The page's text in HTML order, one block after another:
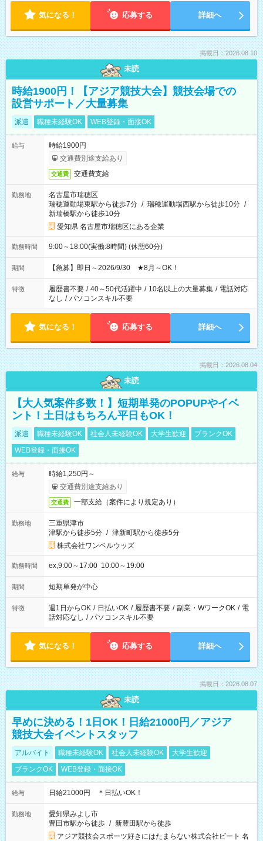
気になる！ 応募する 詳細へ
掲載日：2026.08.10
未読
時給1900円！【アジア競技大会】競技会場での
設営サポート／大量募集
派遣 職種未経験OK WEB登録・面接OK
給与
時給1900円
交通費別途支給あり
交通費 交通費支給
勤務地
名古屋市瑞穂区
瑞穂運動場東駅から徒歩7分 / 瑞穂運動場西駅から徒歩10分 /
新瑞橋駅から徒歩10分
愛知県 名古屋市瑞穂区にある企業
勤務時間 9:00～18:00(実働:8時間) (休憩60分)
期間 【急募】即日～2026/9/30 ★8月～OK！
特徴 履歴書不要 / 40～50代活躍中 / 10名以上の大量募集 / 電話対応
なし / パソコンスキル不要
気になる！ 応募する 詳細へ
掲載日：2026.08.04
未読
【大人気案件多数！】短期単発のPOPUPやイベ
ント！土日はもちろん平日もOK！
派遣 職種未経験OK 社会人未経験OK 大学生歓迎
ブランクOK
WEB登録・面接OK
給与
時給1,250円～
交通費別途支給あり
交通費 一部支給（案件により規定あり）
勤務地
三重県津市
津駅から徒歩5分 / 津新町駅から徒歩5分
株式会社ワンベルウッズ
勤務時間 ex,9:00～17:00 10:00～19:00
期間 短期単発が中心
特徴 週1日からOK / 日払いOK / 履歴書不要 / 副業・WワークOK / 電
話対応なし / パソコンスキル不要
気になる！ 応募する 詳細へ
掲載日：2026.08.07
未読
早めに決める！1日OK！日給21000円／アジア
競技大会イベントスタッフ
アルバイト 職種未経験OK 社会人未経験OK
大学生歓迎
ブランクOK
WEB登録・面接OK
給与 日給21000円 ＊日払いOK！
勤務地
愛知県みよし市
豊田市駅から徒歩 / 新豊田駅から徒歩
アジア競技会スポーツ好きにはたまらない株式会社ビート 名